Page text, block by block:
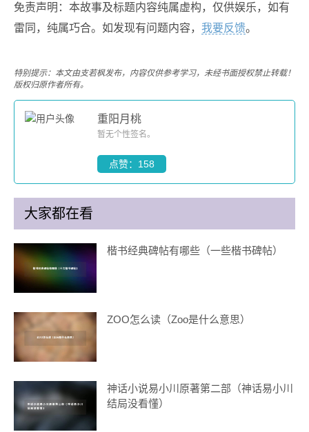
免责声明：本故事及标题内容纯属虚构，仅供娱乐，如有
雷同，纯属巧合。如发现有问题内容， 我要反馈。
特别提示：本文由支若枫发布，内容仅供参考学习，未经书面授权禁止转载！
版权归原作者所有。
重阳月桃
暂无个性签名。
点赞：158
大家都在看
楷书经典碑帖有哪些（一些楷书碑帖）
ZOO怎么读（Zoo是什么意思）
神话小说易小川原著第二部（神话易小川
结局没看懂）